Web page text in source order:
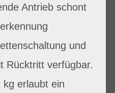
Antrieb schont
und
Rücktritt verfügbar.
kg erlaubt ein